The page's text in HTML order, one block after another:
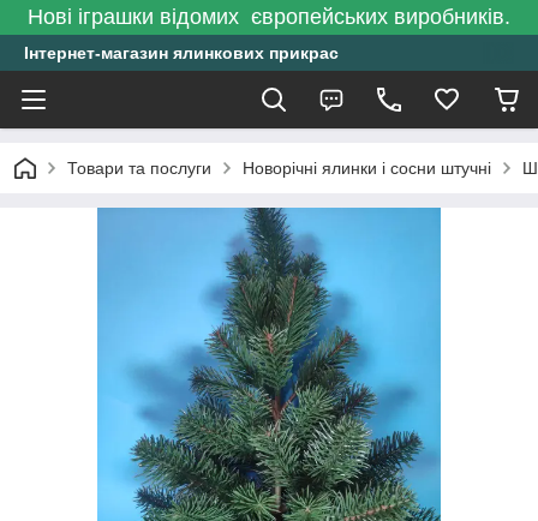
Нові іграшки відомих європейських виробників.
Інтернет-магазин ялинкових прикрас
Товари та послуги Новорічні ялинки і сосни штучні